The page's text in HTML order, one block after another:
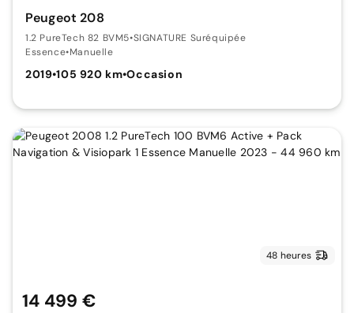
Peugeot 208
1.2 PureTech 82 BVM5•SIGNATURE Suréquipée
Essence•Manuelle
2019•105 920 km•Occasion
48 heures
14 499 €